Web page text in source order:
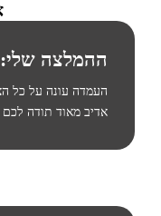
ההמלצה שלי:
העמדה עונה על כל
אדיב מאוד תודה לכם